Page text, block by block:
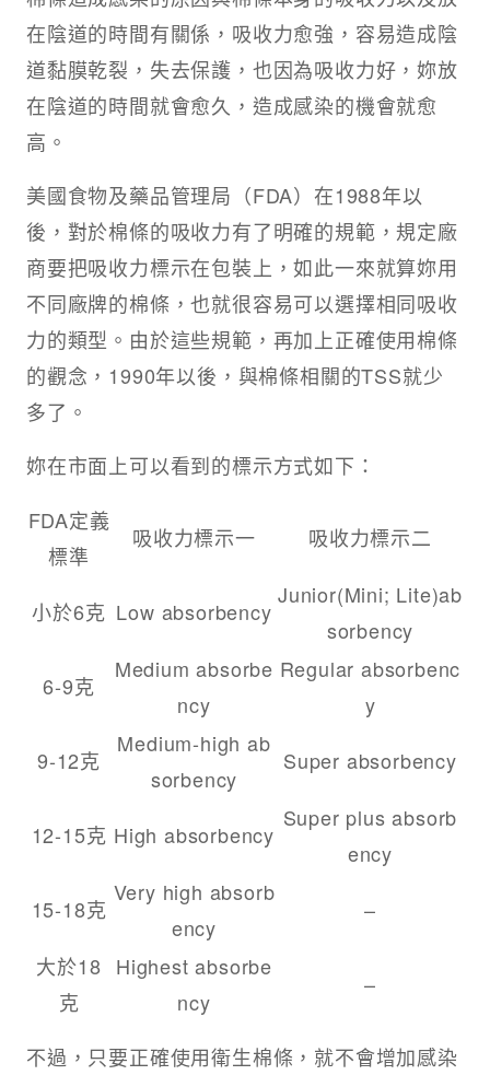
在陰道的時間有關係，吸收力愈強，容易造成陰
道黏膜乾裂，失去保護，也因為吸收力好，妳放
在陰道的時間就會愈久，造成感染的機會就愈
高。
美國食物及藥品管理局（FDA）在1988年以
後，對於棉條的吸收力有了明確的規範，規定廠
商要把吸收力標示在包裝上，如此一來就算妳用
不同廠牌的棉條，也就很容易可以選擇相同吸收
力的類型。由於這些規範，再加上正確使用棉條
的觀念，1990年以後，與棉條相關的TSS就少
多了。
妳在市面上可以看到的標示方式如下：
FDA定義
標準
吸收力標示一 吸收力標示二
小於6克 Low absorbency
Junior(Mini; Lite)ab
sorbency
6-9克
Medium absorbe
ncy
Regular absorbenc
y
9-12克
Medium-high ab
sorbency
Super absorbency
12-15克 High absorbency
Super plus absorb
ency
15-18克
Very high absorb
ency
–
大於18
克
Highest absorbe
ncy
–
不過，只要正確使用衛生棉條，就不會增加感染